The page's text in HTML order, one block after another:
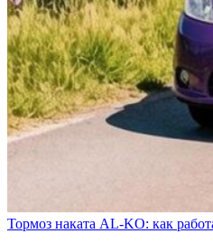
Тормоз наката AL-KO: как